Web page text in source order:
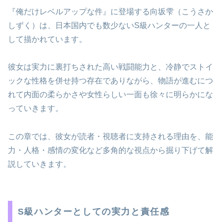
『俺だけレベルアップな件』に登場する向坂雫（こうさか
しずく）は、日本国内でも数少ないS級ハンターの一人と
して描かれています。
彼女は実力に裏打ちされた高い戦闘能力と、冷静でストイ
ックな性格を併せ持つ存在でありながら、物語が進むにつ
れて内面の柔らかさや女性らしい一面も徐々に明らかにな
っていきます。
この章では、彼女が読者・視聴者に支持される理由を、能
力・人格・感情の変化など多角的な視点から掘り下げて解
説していきます。
S級ハンターとしての実力と責任感